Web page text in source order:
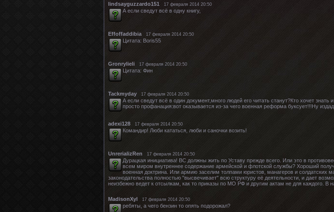
lindsayguzzardo151 17 февраля 2014 20:50
А если сведут всё в одну книгу,
Effoffaddibia 17 февраля 2014 20:50
Цитата: Boris55
Gronrylieli 17 февраля 2014 20:50
Цитата: Фин
Tackmyday 17 февраля 2014 20:50
А если сведут всё в один документ,много людей его читать станут?Кто хочет
просто профанация:вот оказывается из-за чего военная реформа буксует!!!Ну
adexi128 17 февраля 2014 20:50
Командир! Люби кататься, люби и саночки возить!
UnrerializRen 17 февраля 2014 20:50
Дурацкая инициатива! ВС должны жить по Уставу прежде всего. Или это в
всем миром внутреннее содержание армейской и флотской службы? Хороший
военная доктрина. Или армию заселим толпами юристов, манагеров и солдатских
законодательства полностью "высвечивает" всю структуру её деятельности, и дает
неизбежно ведет к отсылкам, как то приказы по МО РФ и другим актам не для каждого. В
MadisonXyl 17 февраля 2014 20:50
ребяты, а чего бензин то опять подорожал?